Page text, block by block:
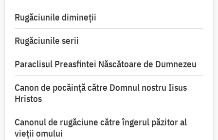
Rugăciunile dimineții
Rugăciunile serii
Paraclisul Preasfintei Născătoare de Dumnezeu
Canon de pocăință către Domnul nostru Iisus
Hristos
Canonul de rugăciune către îngerul păzitor al
vieții omului